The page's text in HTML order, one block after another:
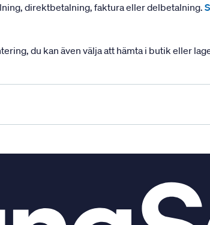
direktbetalning, faktura eller delbetalning.
du kan även välja att hämta i butik eller